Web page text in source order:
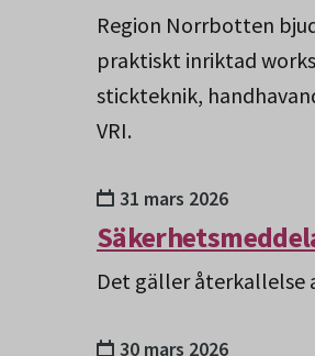
Region Norrbotten
praktiskt inriktad
stickteknik,
VRI.
31 mars 2026
Det gäller återkallelse
30 mars 2026